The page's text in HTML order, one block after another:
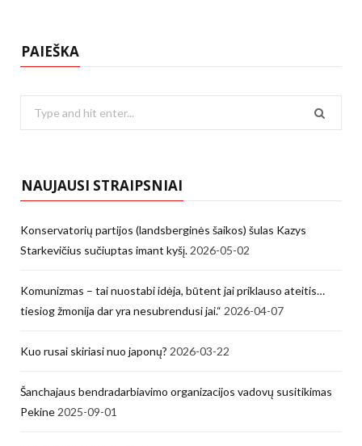
PAIEŠKA
NAUJAUSI STRAIPSNIAI
Konservatorių partijos (landsberginės šaikos) šulas Kazys
Starkevičius sučiuptas imant kyšį. 2026-05-02
Komunizmas – tai nuostabi idėja, būtent jai priklauso ateitis…
tiesiog žmonija dar yra nesubrendusi jai.“ 2026-04-07
Kuo rusai skiriasi nuo japonų? 2026-03-22
Šanchajaus bendradarbiavimo organizacijos vadovų susitikimas
Pekine 2025-09-01